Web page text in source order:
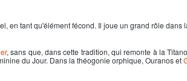
en tant qu'élément fécond. Il joue un grand rôle dans
, sans que, dans cette tradition, qui remonte à la
du Jour. Dans la théogonie orphique, Ouranos et